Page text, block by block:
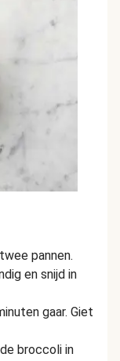
pannen.
en snijd in
gaar. Giet
broccoli in